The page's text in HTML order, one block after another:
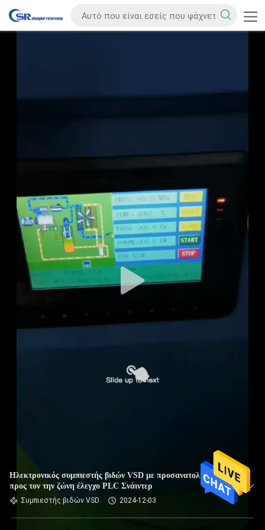
Ηλεκτρονικός συμπιεστής βιδών VSD με προσανατολισμένο
προς τον την ζώνη έλεγχο PLC Σνάιντερ
Συμπιεστής βιδών VSD 2024-12-03